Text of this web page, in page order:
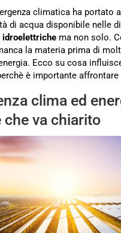
climatica ha portato
di acqua disponibile nelle
idroelettriche ma non solo.
la materia prima di
Ecco su cosa
è importante
clima ed
che va chiarito